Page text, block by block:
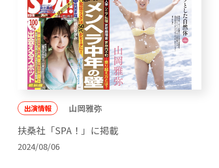
出演情報 山岡雅弥
扶桑社「SPA！」に掲載
2024/08/06